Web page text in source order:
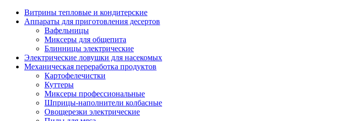
Витрины тепловые и кондитерские
Аппараты для приготовления десертов
Вафельницы
Миксеры для общепита
Блинницы электрические
Электрические ловушки для насекомых
Механическая переработка продуктов
Картофелечистки
Куттеры
Миксеры профессиональные
Шприцы-наполнители колбасные
Овощерезки электрические